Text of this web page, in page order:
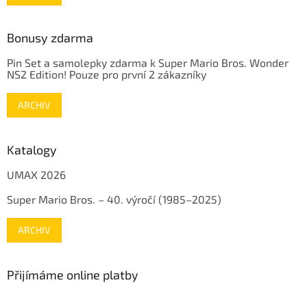
Bonusy zdarma
Pin Set a samolepky zdarma k Super Mario Bros. Wonder
NS2 Edition! Pouze pro první 2 zákazníky
ARCHIV
Katalogy
UMAX 2026
Super Mario Bros. – 40. výročí (1985–2025)
ARCHIV
Přijímáme online platby